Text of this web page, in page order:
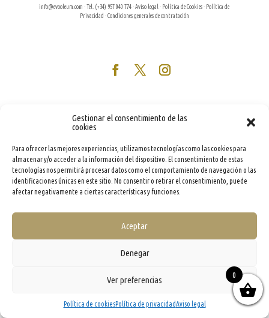
Gestionar el consentimiento de las
cookies
Para ofrecer las mejores experiencias, utilizamos tecnologías como las cookies para
almacenar y/o acceder a la información del dispositivo. El consentimiento de estas
tecnologías nos permitirá procesar datos como el comportamiento de navegación o las
identificaciones únicas en este sitio. No consentir o retirar el consentimiento, puede
afectar negativamente a ciertas características y funciones.
Aceptar
Denegar
Ver preferencias
Política de cookiesPolítica de privacidadAviso legal
info@evooleum.com · Tel. (+34) 957 040 774 ·Aviso legal · Política de Cookies· Política de
Privacidad ·Condiciones generales de contratación
0